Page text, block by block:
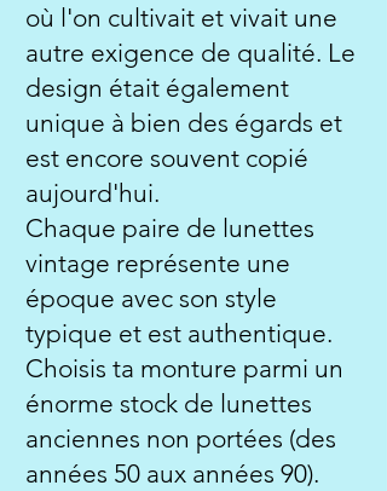
où l'on cultivait et vivait une
autre exigence de qualité. Le
design était également
unique à bien des égards et
est encore souvent copié
aujourd'hui.
Chaque paire de lunettes
vintage représente une
époque avec son style
typique et est authentique.
Choisis ta monture parmi un
énorme stock de lunettes
anciennes non portées (des
années 50 aux années 90).